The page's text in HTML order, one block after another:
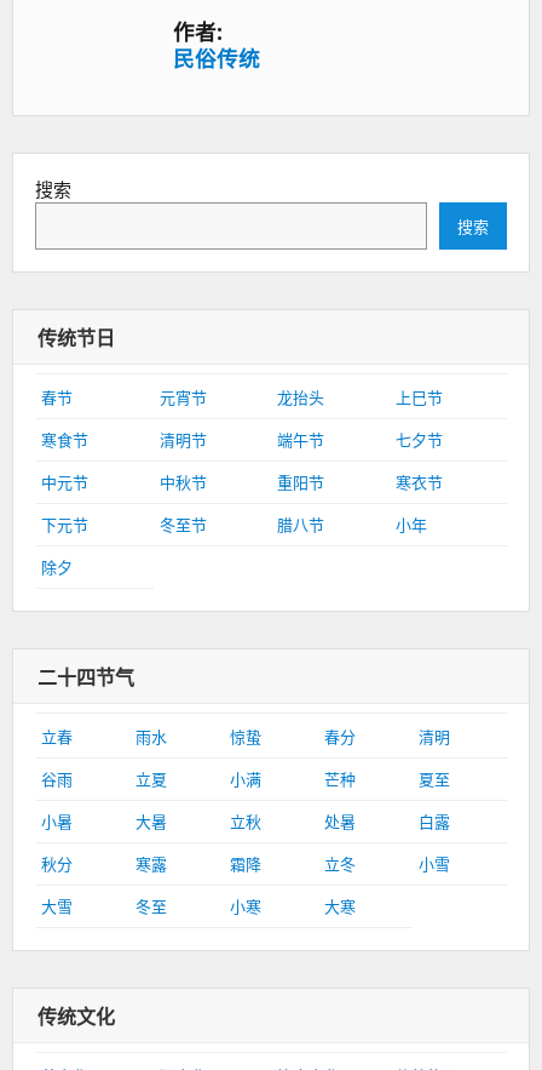
作者:
民俗传统
搜索
搜索
传统节日
春节 元宵节 龙抬头
上巳节
寒食节
清明节 端午节
七夕节
中元节
中秋节 重阳节
寒衣节
下元节
冬至节 腊八节
小年
除夕
二十四节气
立春 雨水 惊蛰 春分
清明
谷雨
立夏 小满 芒种
夏至
小暑
大暑 立秋 处暑
白露
秋分
寒露 霜降 立冬
小雪
大雪
冬至 小寒 大寒
传统文化